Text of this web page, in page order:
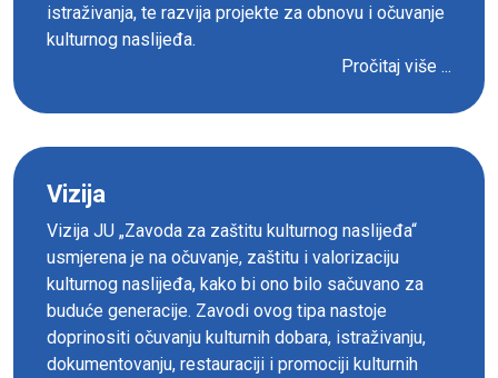
istraživanja, te razvija projekte za obnovu i očuvanje
kulturnog naslijeđa.
Pročitaj više ...
Vizija
Vizija JU „Zavoda za zaštitu kulturnog naslijeđa“
usmjerena je na očuvanje, zaštitu i valorizaciju
kulturnog naslijeđa, kako bi ono bilo sačuvano za
buduće generacije. Zavodi ovog tipa nastoje
doprinositi očuvanju kulturnih dobara, istraživanju,
dokumentovanju, restauraciji i promociji kulturnih